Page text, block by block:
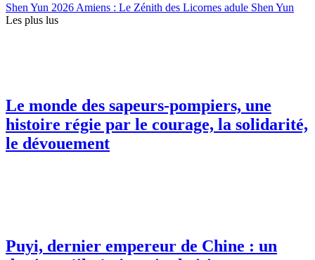
Shen Yun 2026 Amiens : Le Zénith des Licornes adule Shen Yun
Les plus lus
Le monde des sapeurs-pompiers, une
histoire régie par le courage, la solidarité,
le dévouement
Puyi, dernier empereur de Chine : un